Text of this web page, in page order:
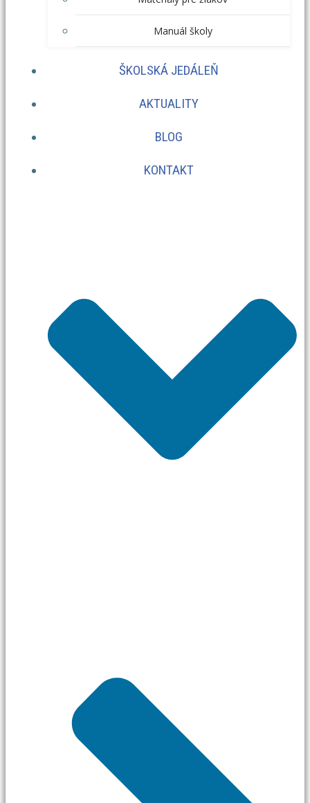
Manuál školy
ŠKOLSKÁ JEDÁLEŇ
AKTUALITY
BLOG
KONTAKT